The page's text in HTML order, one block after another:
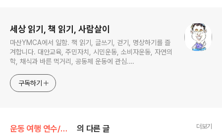
세상 읽기, 책 읽기, 사람살이
마산YMCA에서 일함. 책 읽기, 글쓰기, 걷기, 명상하기를 즐
겨합니다. 대안교육, 주민자치, 시민운동, 소비자운동, 자연의
학, 채식과 바른 먹거리, 공동체 운동에 관심.
http://www.facebook.com/ymcaman
구독하기
운동 여행 연수/제주 자전거 여행 의 다른 글 더보기